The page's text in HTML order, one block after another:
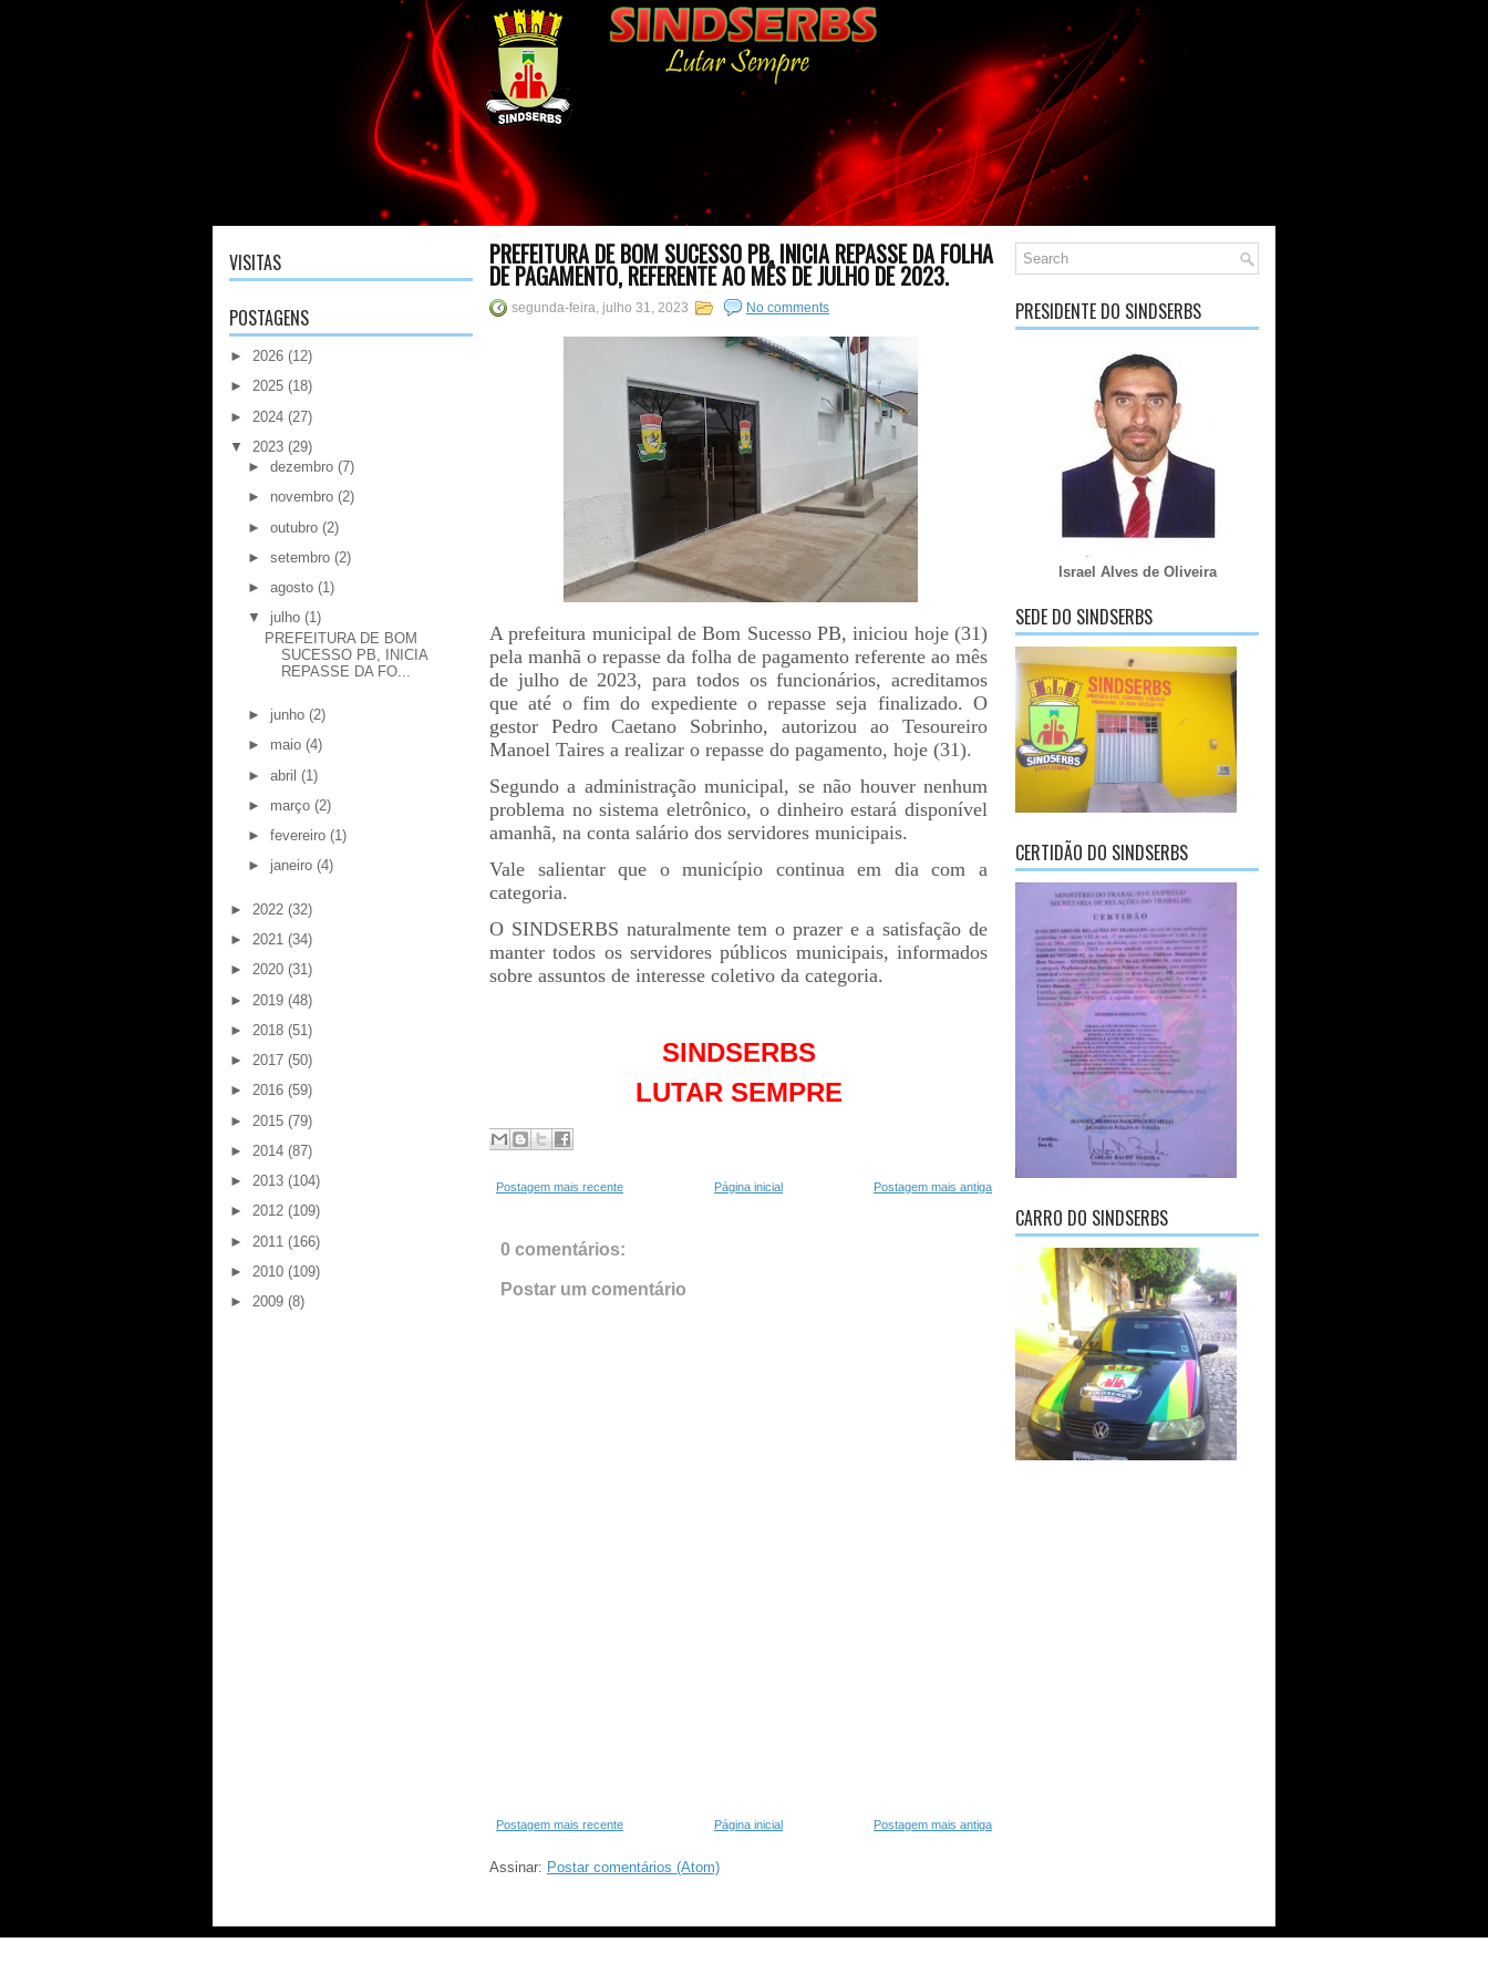
VISITAS
POSTAGENS
► 2026 (12)
► 2025 (18)
► 2024 (27)
▼
2023 (29)
► dezembro (7)
► novembro (2)
► outubro (2)
► setembro (2)
► agosto (1)
▼
julho (1)
PREFEITURA DE BOM
SUCESSO PB, INICIA
REPASSE DA FO...
► junho (2)
► maio (4)
► abril (1)
► março (2)
► fevereiro (1)
► janeiro (4)
► 2022 (32)
► 2021 (34)
► 2020 (31)
► 2019 (48)
► 2018 (51)
► 2017 (50)
► 2016 (59)
► 2015 (79)
► 2014 (87)
► 2013 (104)
► 2012 (109)
► 2011 (166)
► 2010 (109)
► 2009 (8)
PREFEITURA DE BOM SUCESSO PB, INICIA REPASSE DA FOLHA
DE PAGAMENTO, REFERENTE AO MÊS DE JULHO DE 2023.
segunda-feira, julho 31, 2023 No comments
A prefeitura municipal de Bom Sucesso PB, iniciou hoje (31)
pela manhã o repasse da folha de pagamento referente ao mês
de julho de 2023, para todos os funcionários, acreditamos
que até o fim do expediente o repasse seja finalizado. O
gestor Pedro Caetano Sobrinho, autorizou ao Tesoureiro
Manoel Taires a realizar o repasse do pagamento, hoje (31).
Segundo a administração municipal, se não houver nenhum
problema no sistema eletrônico, o dinheiro estará disponível
amanhã, na conta salário dos servidores municipais.
Vale salientar que o município continua em dia com a
categoria.
O SINDSERBS naturalmente tem o prazer e a satisfação de
manter todos os servidores públicos municipais, informados
sobre assuntos de interesse coletivo da categoria.
SINDSERBS
LUTAR SEMPRE
Postagem mais recente Postagem mais antiga
Página inicial
0 comentários:
Postar um comentário
Postagem mais recente Postagem mais antiga
Página inicial
Assinar: Postar comentários (Atom)
PRESIDENTE DO SINDSERBS
Israel Alves de Oliveira
SEDE DO SINDSERBS
CERTIDÃO DO SINDSERBS
CARRO DO SINDSERBS